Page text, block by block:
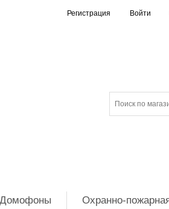
Регистрация Войти
Домофоны Охранно-